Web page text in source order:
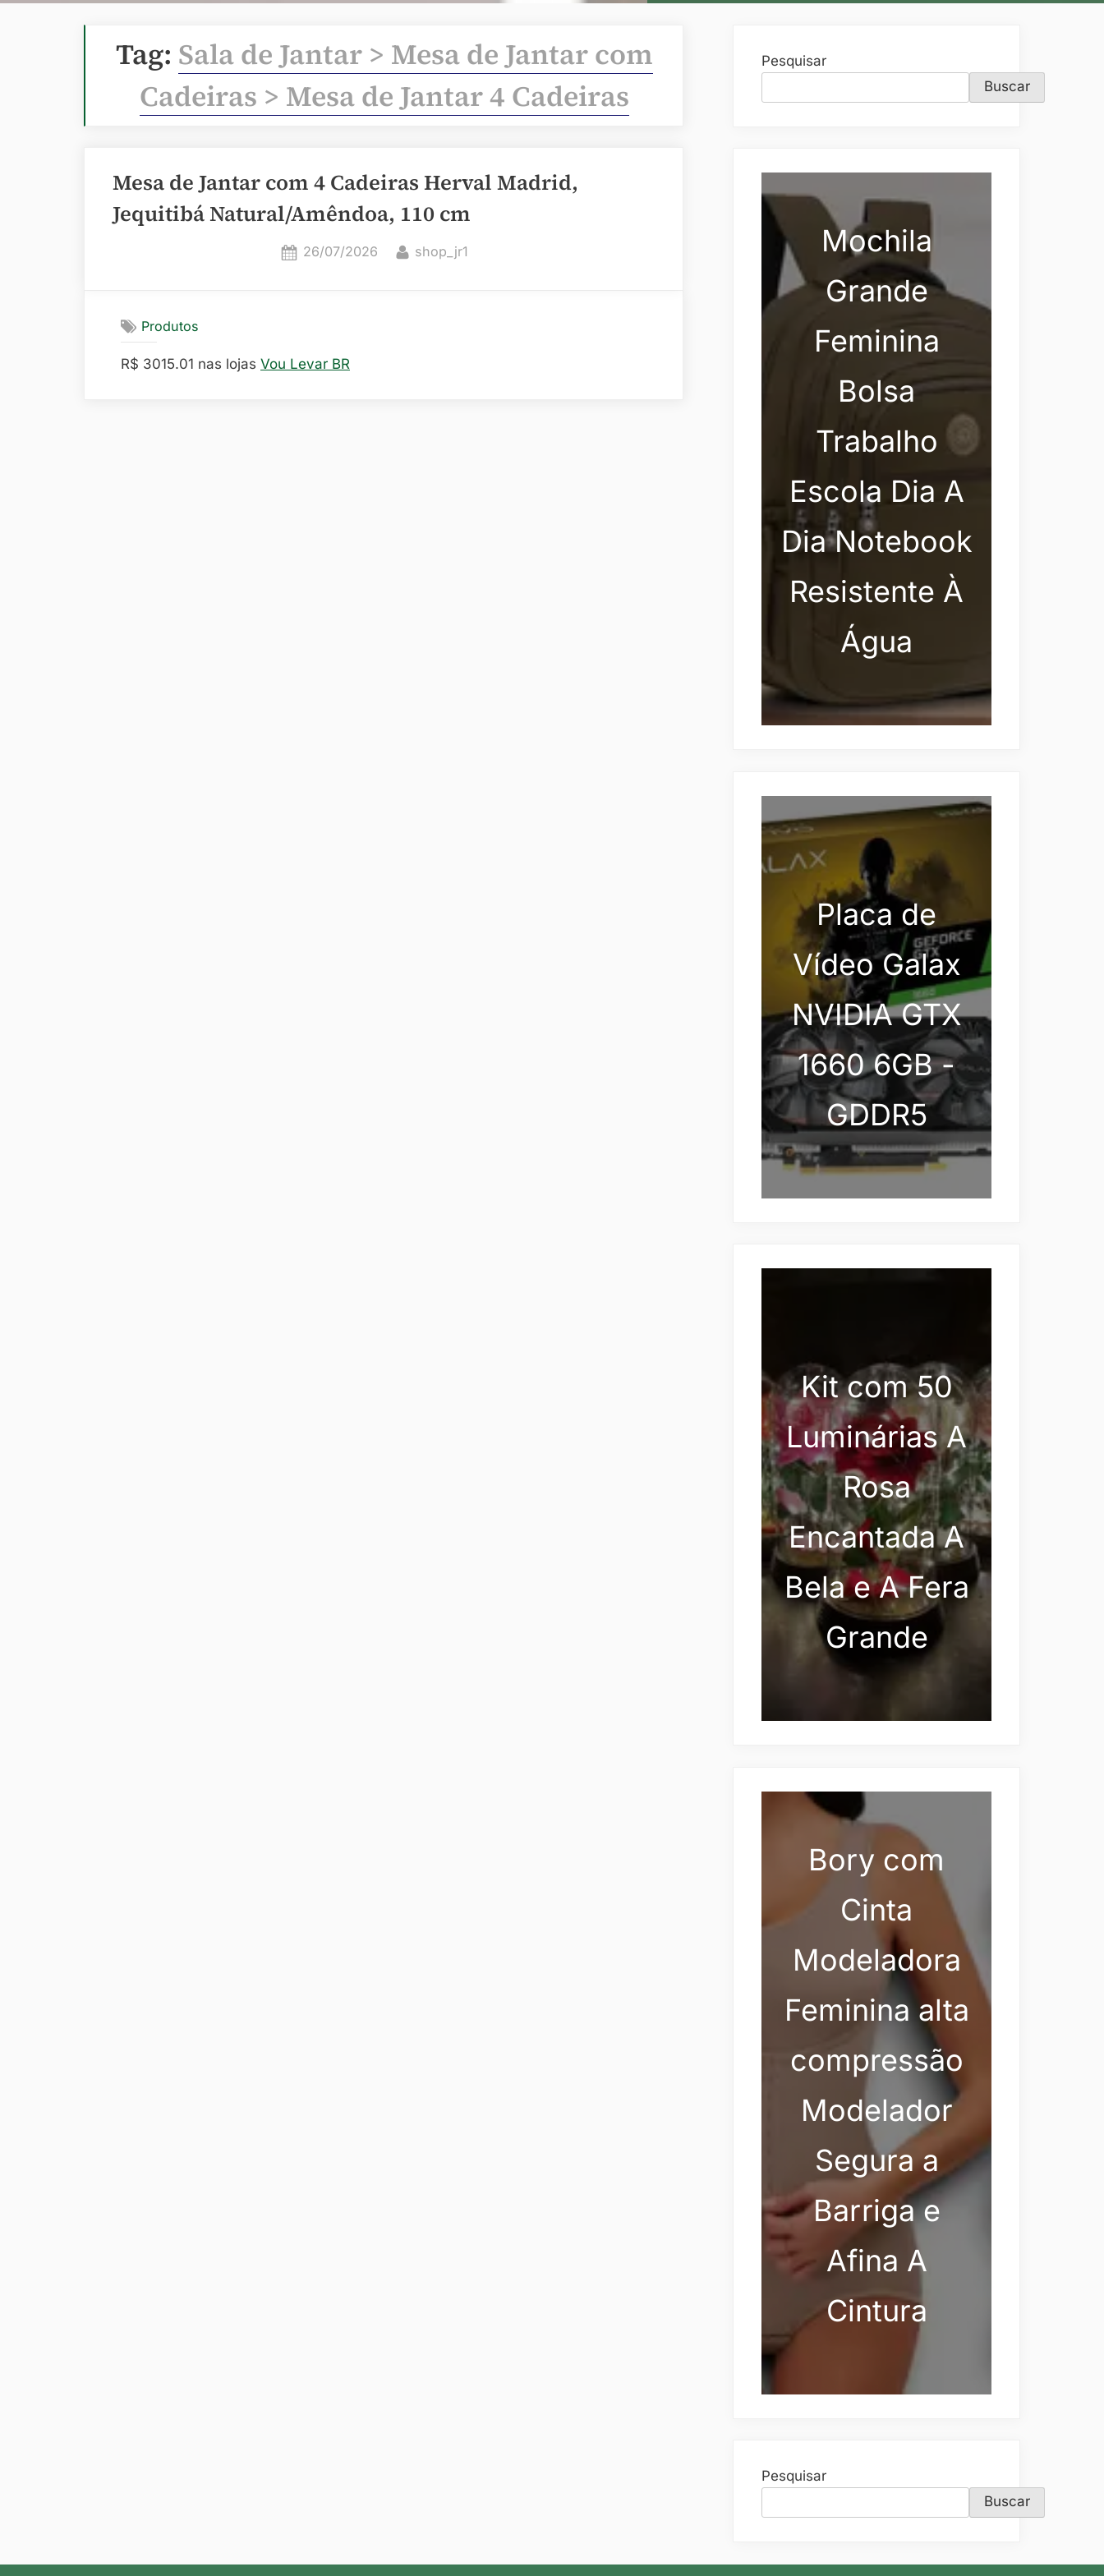
Tag: Sala de Jantar > Mesa de Jantar com
Cadeiras > Mesa de Jantar 4 Cadeiras
Mesa de Jantar com 4 Cadeiras Herval Madrid,
Jequitibá Natural/Amêndoa, 110 cm
Posted
26/07/2026 By
shop_jr1
Produtos
R$ 3015.01 nas lojas Vou Levar BR
Pesquisar
Buscar
Mochila
Grande
Feminina
Bolsa
Trabalho
Escola Dia A
Dia Notebook
Resistente À
Água
Placa de
Vídeo Galax
NVIDIA GTX
1660 6GB -
GDDR5
Kit com 50
Luminárias A
Rosa
Encantada A
Bela e A Fera
Grande
Bory com
Cinta
Modeladora
Feminina alta
compressão
Modelador
Segura a
Barriga e
Afina A
Cintura
Pesquisar
Buscar